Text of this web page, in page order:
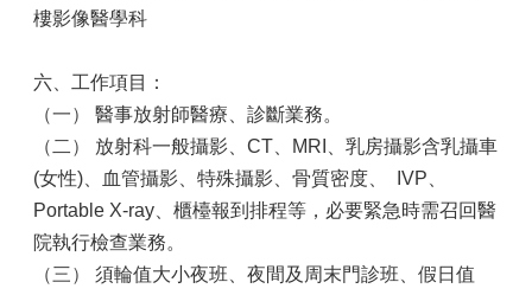
樓影像醫學科
六、工作項目：
（一）
醫事放射師醫療、診斷業務。
（二）
放射科一般攝影、CT、MRI、乳房攝影含乳攝車
(女性)、血管攝影、特殊攝影、骨質密度、 IVP、
Portable X-ray、櫃檯報到排程等，必要緊急時需召回醫
院執行檢查業務。
（三）
須輪值大小夜班、夜間及周末門診班、假日值